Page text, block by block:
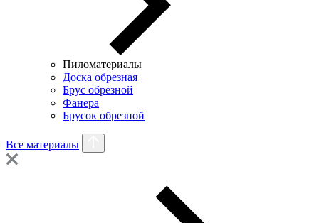
Пиломатериалы
Доска обрезная
Брус обрезной
Фанера
Брусок обрезной
Все материалы